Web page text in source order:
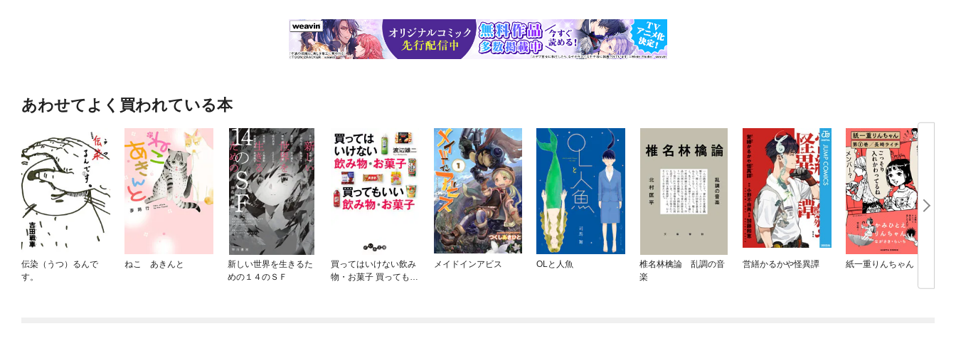
あわせてよく買われている本
伝染（うつ）るんで
す。
ねこ あきんと
新しい世界を生きるた
めの１４のＳＦ
買ってはいけない飲み
物・お菓子 買ってもい
メイドインアビス OLと人魚
椎名林檎論 乱調の音
楽
営繕かるかや怪異譚 紙一重りんちゃん